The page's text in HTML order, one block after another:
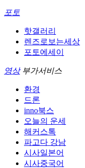
포토
핫갤러리
렌즈로보는세상
포토에세이
영상 부가서비스
환경
드론
inno북스
오늘의 운세
해커스톡
파고다 강남
시사일본어
시사중국어